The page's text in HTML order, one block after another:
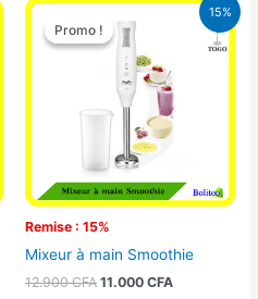
15%
Promo !
Remise : 15%
Promo !
Mixeur à main Smoothie
12.900CFA
Le
prix
initial
était :
12.900 CFA.
11.000 CFA
Le